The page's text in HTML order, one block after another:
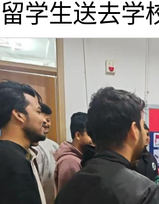
学生送去学